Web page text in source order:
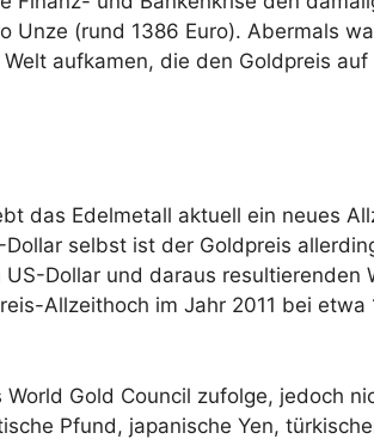
Unze (rund 1386 Euro). Abermals
aufkamen, die den Goldpreis
das Edelmetall aktuell ein neues
selbst ist der Goldpreis
Dollar und daraus resultierenden
Allzeithoch im Jahr 2011 bei
Gold Council zufolge, jedoch
Pfund, japanische Yen,